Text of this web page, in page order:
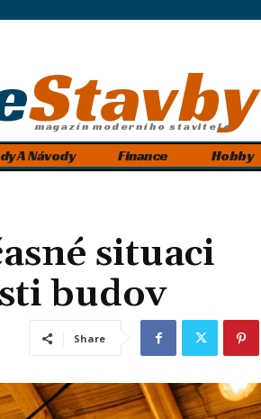
Stavby
magazín moderního stavitele
A Návody Finance Hobby
situaci
budov
Share